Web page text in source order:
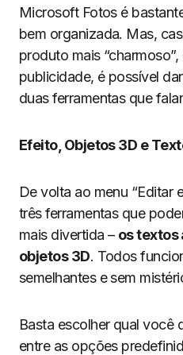
Microsoft Fotos é
bem organizada. Mas,
produto mais
publicidade, é possível
duas ferramentas que
Efeito, Objetos 3D e
De volta ao menu “Editar
três ferramentas que
mais divertida – os textos
objetos 3D. Todos
semelhantes e sem
Basta escolher qual você
entre as opções